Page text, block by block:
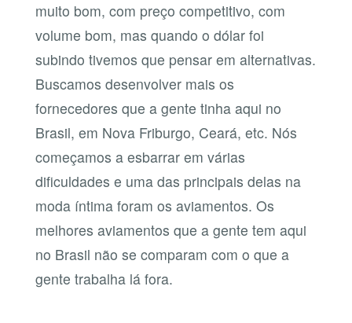
muito bom, com preço competitivo, com
volume bom, mas quando o dólar foi
subindo tivemos que pensar em alternativas.
Buscamos desenvolver mais os
fornecedores que a gente tinha aqui no
Brasil, em Nova Friburgo, Ceará, etc. Nós
começamos a esbarrar em várias
dificuldades e uma das principais delas na
moda íntima foram os aviamentos. Os
melhores aviamentos que a gente tem aqui
no Brasil não se comparam com o que a
gente trabalha lá fora.